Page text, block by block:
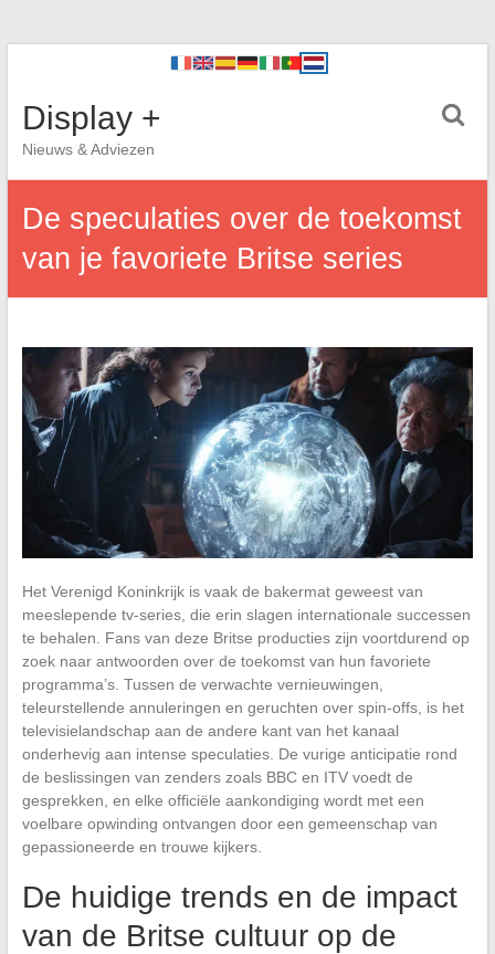
Display +
Nieuws & Adviezen
De speculaties over de toekomst
van je favoriete Britse series
Het Verenigd Koninkrijk is vaak de bakermat geweest van
meeslepende tv-series, die erin slagen internationale successen
te behalen. Fans van deze Britse producties zijn voortdurend op
zoek naar antwoorden over de toekomst van hun favoriete
programma’s. Tussen de verwachte vernieuwingen,
teleurstellende annuleringen en geruchten over spin-offs, is het
televisielandschap aan de andere kant van het kanaal
onderhevig aan intense speculaties. De vurige anticipatie rond
de beslissingen van zenders zoals BBC en ITV voedt de
gesprekken, en elke officiële aankondiging wordt met een
voelbare opwinding ontvangen door een gemeenschap van
gepassioneerde en trouwe kijkers.
De huidige trends en de impact
van de Britse cultuur op de